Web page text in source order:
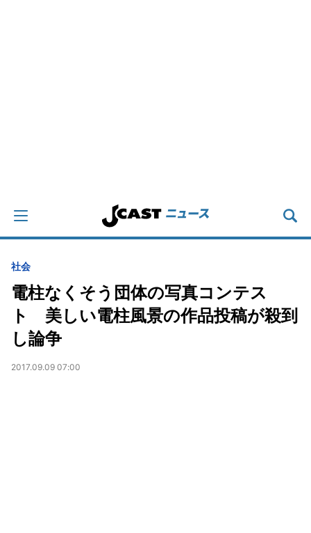
社会
電柱なくそう団体の写真コンテス
ト 美しい電柱風景の作品投稿が殺到
し論争
2017.09.09 07:00